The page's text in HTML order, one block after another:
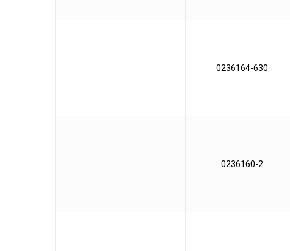
0236164-630
0236160-2